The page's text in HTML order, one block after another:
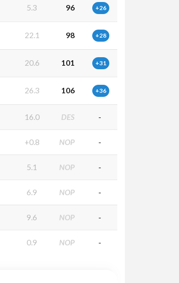
5.3 96 +26
22.1 98 +28
20.6 101 +31
26.3 106 +36
16.0 DES -
+0.8 NOP -
5.1 NOP -
6.9 NOP -
9.6 NOP -
0.9 NOP -